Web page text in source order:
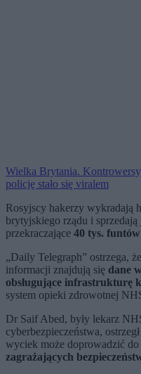
Wielka Brytania.
policję stało się viralem
Rosyjscy hakerzy wykradają
brytyjskiego rządu i
przekraczające 40 tys. funtów
„Daily Telegraph” ostrzega,
informacji znajdują się dane
obsługujące infrastrukturę
system opieki zdrowotnej
Dr Saif Abed, były lekarz
cyberbezpieczeństwa,
wyciek może doprowadzić do
zagrażających